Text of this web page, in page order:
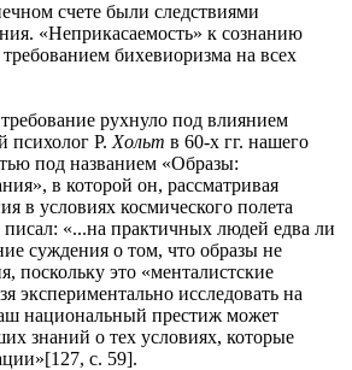
счете были следствиями
«Неприкасаемость» к сознанию
бихевиоризма на всех
рухнуло под влиянием
психолог Р. Хольт в 60-х гг. нашего
под названием «Образы:
в которой он, рассматривая
в условиях космического полета
«...на практичных людей едва ли
суждения о том, что образы не
поскольку это «менталистские
экспериментально исследовать на
национальный престиж может
знаний о тех условиях, которые
с. 59].